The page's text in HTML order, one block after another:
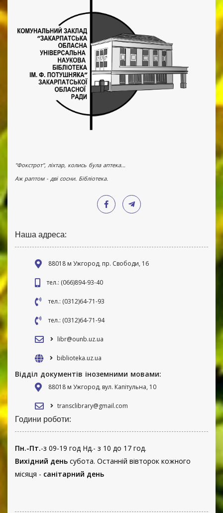
"Фокстрот", ліхтар, колись була аптека...
Аж раптом - дві сосни. Бібліотека.
Наша адреса:
88018 м Ужгород, пр. Свободи, 16
тел.: (066)894-93-40
тел.: (0312)64-71-93
тел.: (0312)64-71-94
libr@ounb.uz.ua
biblioteka.uz.ua
Відділ документів іноземними мовами:
88018 м Ужгород, вул. Капітульна, 10
transclibrary@gmail.com
Години роботи:
Пн.-Пт.-з 09-19 год Нд.- з 10 до 17 год.
Вихідний день субота. Останній вівторок кожного
місяця - санітарний день